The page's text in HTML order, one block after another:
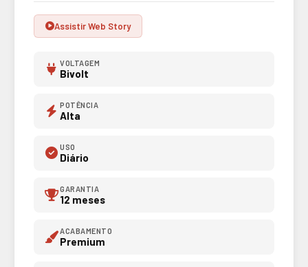
Assistir Web Story
VOLTAGEM
Bivolt
POTÊNCIA
Alta
USO
Diário
GARANTIA
12 meses
ACABAMENTO
Premium